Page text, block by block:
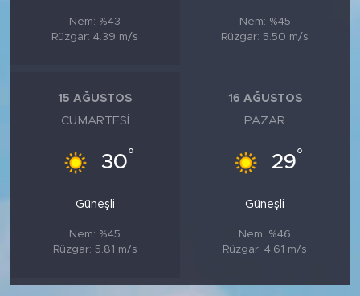
Nem: %43
Rüzgar: 4.39 m/s
Nem: %45
Rüzgar: 5.50 m/s
15 AĞUSTOS
CUMARTESI
30°
Güneşli
Nem: %45
Rüzgar: 5.81 m/s
16 AĞUSTOS
PAZAR
29°
Güneşli
Nem: %46
Rüzgar: 4.61 m/s